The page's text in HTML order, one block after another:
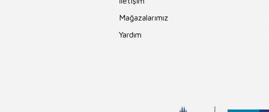
Mağazalarımız
Yardım